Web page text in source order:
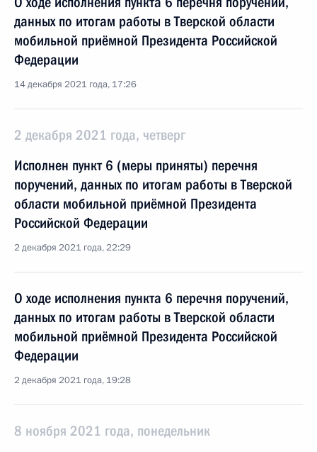
данных по итогам работы в Тверской области
мобильной приёмной Президента Российской
Федерации
14 декабря 2021 года, 17:26
2 декабря 2021 года, четверг
Исполнен пункт 6 (меры приняты) перечня
поручений, данных по итогам работы в Тверской
области мобильной приёмной Президента
Российской Федерации
2 декабря 2021 года, 22:29
О ходе исполнения пункта 6 перечня поручений,
данных по итогам работы в Тверской области
мобильной приёмной Президента Российской
Федерации
2 декабря 2021 года, 19:28
8 ноября 2021 года, понедельник